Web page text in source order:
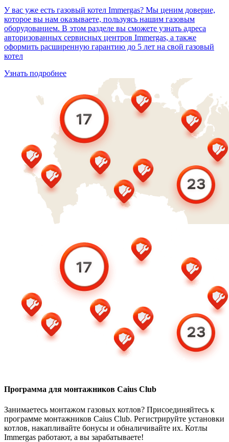
У вас уже есть газовый котел Immergas? Мы ценим доверие,
которое вы нам оказываете, пользуясь нашим газовым
оборудованием. В этом разделе вы сможете узнать адреса
авторизованных сервисных центров Immergas, а также
оформить расширенную гарантию до 5 лет на свой газовый
котел
Узнать подробнее
Программа для монтажников Caius Club
Занимаетесь монтажом газовых котлов? Присоединяйтесь к
программе монтажников Caius Club. Регистрируйте установки
котлов, накапливайте бонусы и обналичивайте их. Котлы
Immergas работают, а вы зарабатываете!